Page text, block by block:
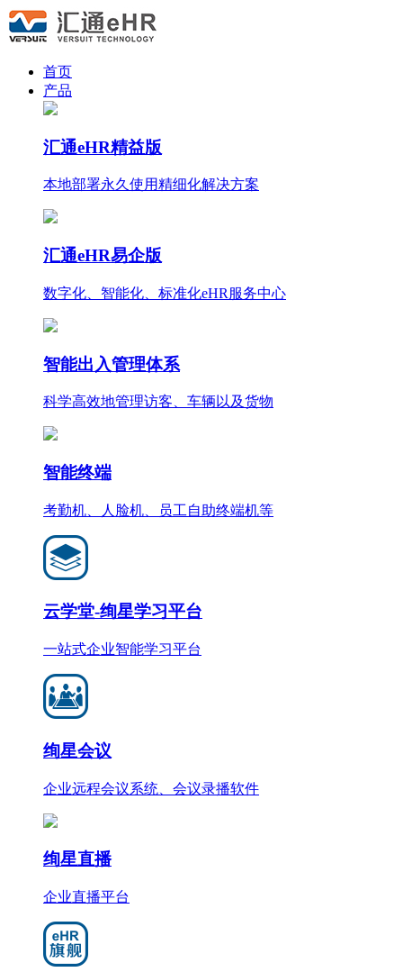
首页
产品
汇通eHR精益版
本地部署永久使用精细化解决方案
汇通eHR易企版
数字化、智能化、标准化eHR服务中心
智能出入管理体系
科学高效地管理访客、车辆以及货物
智能终端
考勤机、人脸机、员工自助终端机等
云学堂-绚星学习平台
一站式企业智能学习平台
绚星会议
企业远程会议系统、会议录播软件
绚星直播
企业直播平台